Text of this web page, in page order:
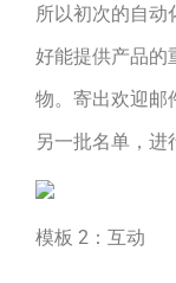
所以初次的自动
好能提供产品的
物。寄出欢迎邮
另一批名单，进
模板 2：互动